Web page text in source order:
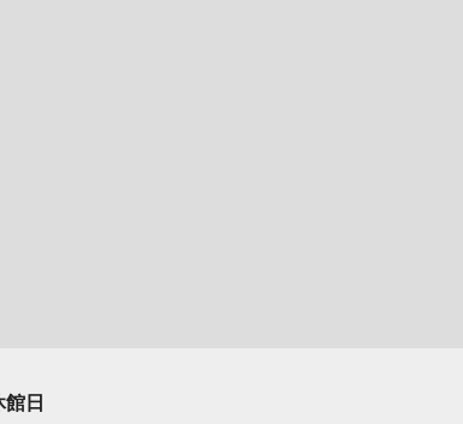
館日